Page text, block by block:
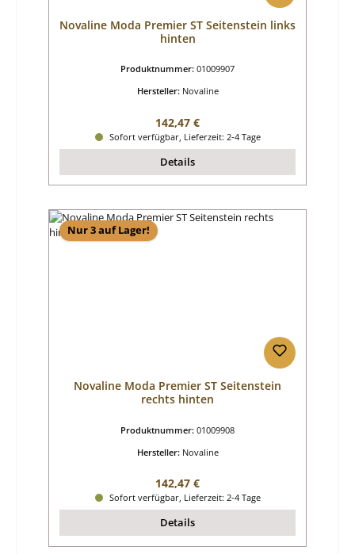
Novaline Moda Premier ST Seitenstein links
hinten
Produktnummer: 01009907
Hersteller: Novaline
Regulärer Preis:
142,47 €
Sofort verfügbar, Lieferzeit: 2-4 Tage
Details
Nur 3 auf Lager!
Novaline Moda Premier ST Seitenstein
rechts hinten
Produktnummer: 01009908
Hersteller: Novaline
Regulärer Preis:
142,47 €
Sofort verfügbar, Lieferzeit: 2-4 Tage
Details